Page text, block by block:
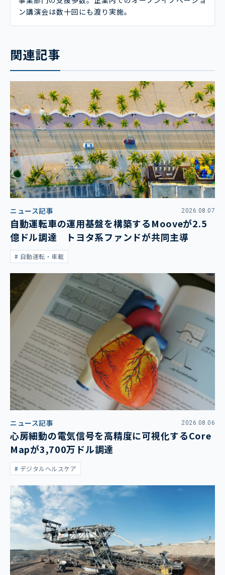
ン講演会は数十回にも渡り実施。
関連記事
ニュース記事 2026.08.07
自動運転車の運用基盤を構築するMooveが2.5
億ドル調達 トヨタ系ファンドが共同主導
自動運転・車載
ニュース記事 2026.08.06
心房細動の電気信号を高精度に可視化するCore
Mapが3,700万ドル調達
デジタルヘルスケア